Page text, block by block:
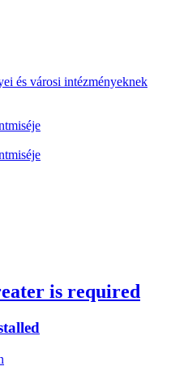
és városi intézményeknek
is required